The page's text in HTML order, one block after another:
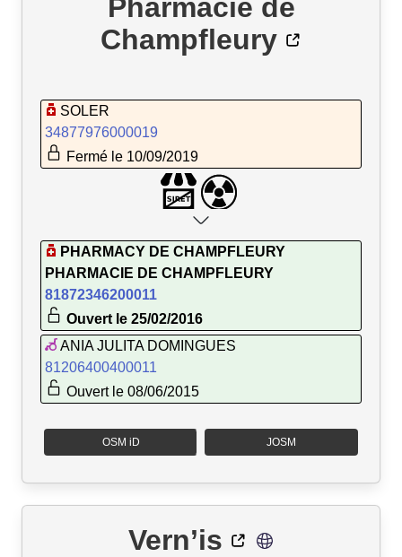
Pharmacie de
Champfleury
SOLER
34877976000019
Fermé le 10/09/2019
PHARMACY DE CHAMPFLEURY
PHARMACIE DE CHAMPFLEURY
81872346200011
Ouvert le 25/02/2016
ANIA JULITA DOMINGUES
81206400400011
Ouvert le 08/06/2015
OSM iD JOSM
Vern’is